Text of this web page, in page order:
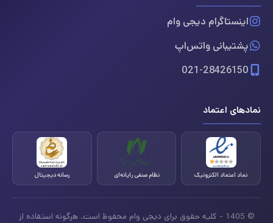
اینستاگرام دیجی وام
پشتیبانی واتس‌اپ
021-28426150
نمادهای اعتماد
نماد اعتماد الکترونیک نظام صنفی رایانه‌ای رسانه دیجیتال
© 1405 - کلیه حقوق برای دیجی وام محفوظ است. هرگونه استفاده از